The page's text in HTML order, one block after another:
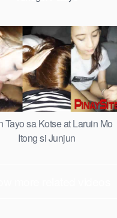
Tayo sa Kotse at Laruin Mo
Itong si Junjun